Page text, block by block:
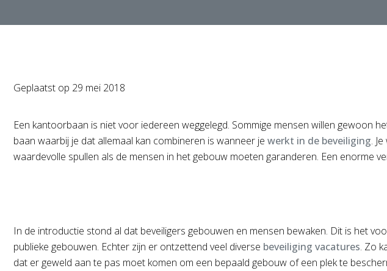
Geplaatst op 29 mei 2018
Een kantoorbaan is niet voor iedereen weggelegd. Sommige mensen willen gewoon
baan waarbij je dat allemaal kan combineren is wanneer je werkt in de beveiliging.
waardevolle spullen als de mensen in het gebouw moeten garanderen. Een enorme
In de introductie stond al dat beveiligers gebouwen en mensen bewaken. Dit is het
publieke gebouwen. Echter zijn er ontzettend veel diverse beveiliging vacatures. Zo
dat er geweld aan te pas moet komen om een bepaald gebouw of een plek te